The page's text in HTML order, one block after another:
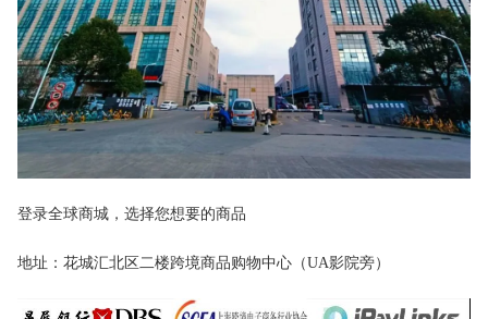
登录全球商城，选择您想要的商品
地址：花城汇北区二楼跨境商品购物中心（UA影院旁）